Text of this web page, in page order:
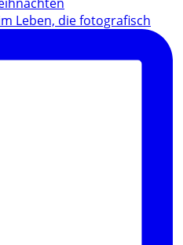
Leben, die fotografisch